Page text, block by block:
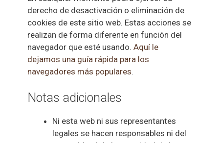
derecho de desactivación o eliminación de
cookies de este sitio web. Estas acciones se
realizan de forma diferente en función del
navegador que esté usando. Aquí le
dejamos una guía rápida para los
navegadores más populares.
Notas adicionales
Ni esta web ni sus representantes
legales se hacen responsables ni del